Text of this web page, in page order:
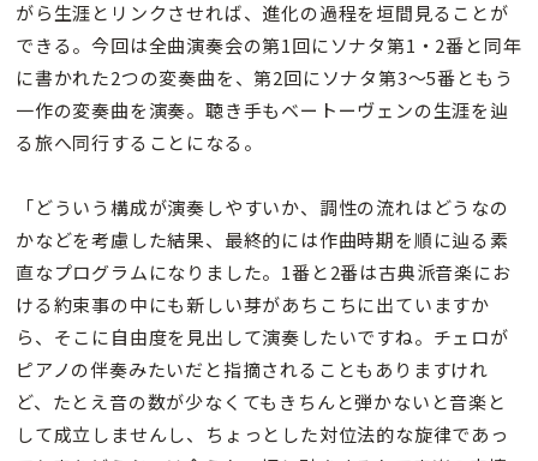
がら生涯とリンクさせれば、進化の過程を垣間見ることが
できる。今回は全曲演奏会の第1回にソナタ第1・2番と同年
に書かれた2つの変奏曲を、第2回にソナタ第3〜5番ともう
一作の変奏曲を演奏。聴き手もベートーヴェンの生涯を辿
る旅へ同行することになる。
「どういう構成が演奏しやすいか、調性の流れはどうなの
かなどを考慮した結果、最終的には作曲時期を順に辿る素
直なプログラムになりました。1番と2番は古典派音楽にお
ける約束事の中にも新しい芽があちこちに出ていますか
ら、そこに自由度を見出して演奏したいですね。チェロが
ピアノの伴奏みたいだと指摘されることもありますけれ
ど、たとえ音の数が少なくてもきちんと弾かないと音楽と
して成立しませんし、ちょっとした対位法的な旋律であっ